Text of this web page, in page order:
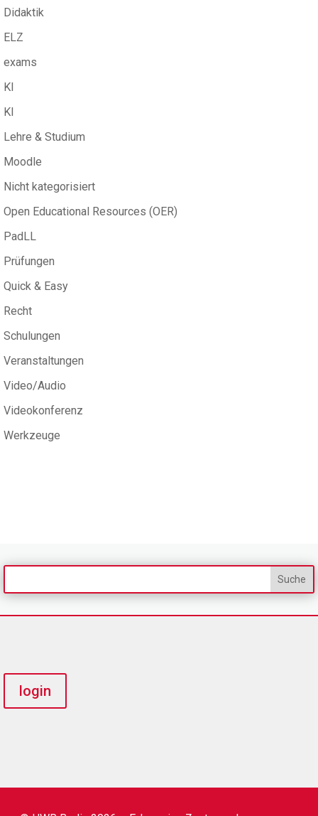
Didaktik
ELZ
exams
KI
KI
Lehre & Studium
Moodle
Nicht kategorisiert
Open Educational Resources (OER)
PadLL
Prüfungen
Quick & Easy
Recht
Schulungen
Veranstaltungen
Video/Audio
Videokonferenz
Werkzeuge
login